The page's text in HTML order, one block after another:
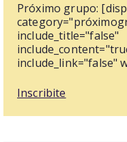
Próximo grupo:
include_title="false"
include_link="false"
Inscribite